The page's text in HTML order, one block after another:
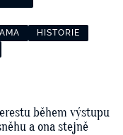
HISTORIE
během výstupu
a ona stejně